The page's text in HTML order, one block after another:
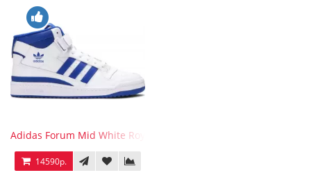
Adidas Forum Mid White Royal Blue
14590р.